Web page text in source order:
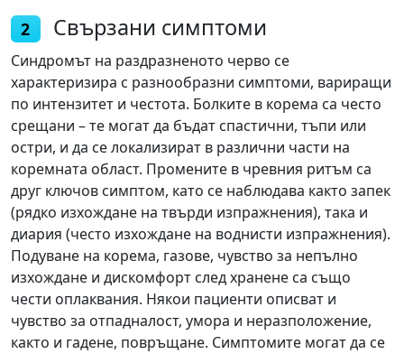
2 Свързани симптоми
Синдромът на раздразненото черво се
характеризира с разнообразни симптоми, вариращи
по интензитет и честота. Болките в корема са често
срещани – те могат да бъдат спастични, тъпи или
остри, и да се локализират в различни части на
коремната област. Промените в чревния ритъм са
друг ключов симптом, като се наблюдава както запек
(рядко изхождане на твърди изпражнения), така и
диария (често изхождане на воднисти изпражнения).
Подуване на корема, газове, чувство за непълно
изхождане и дискомфорт след хранене са също
чести оплаквания. Някои пациенти описват и
чувство за отпадналост, умора и неразположение,
както и гадене, повръщане. Симптомите могат да се